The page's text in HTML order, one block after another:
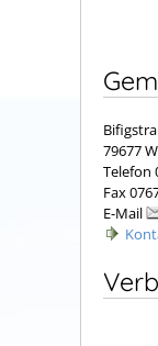
79677
Telefon
Fax
E-Mail